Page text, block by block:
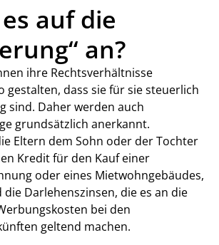
auf die
an?
ihre Rechtsverhältnisse
gestalten, dass sie für sie steuerlich
sind. Daher werden auch
grundsätzlich anerkannt.
Eltern dem Sohn oder der Tochter
Kredit für den Kauf einer
oder eines Mietwohngebäudes,
die Darlehenszinsen, die es an die
bei den
geltend machen.